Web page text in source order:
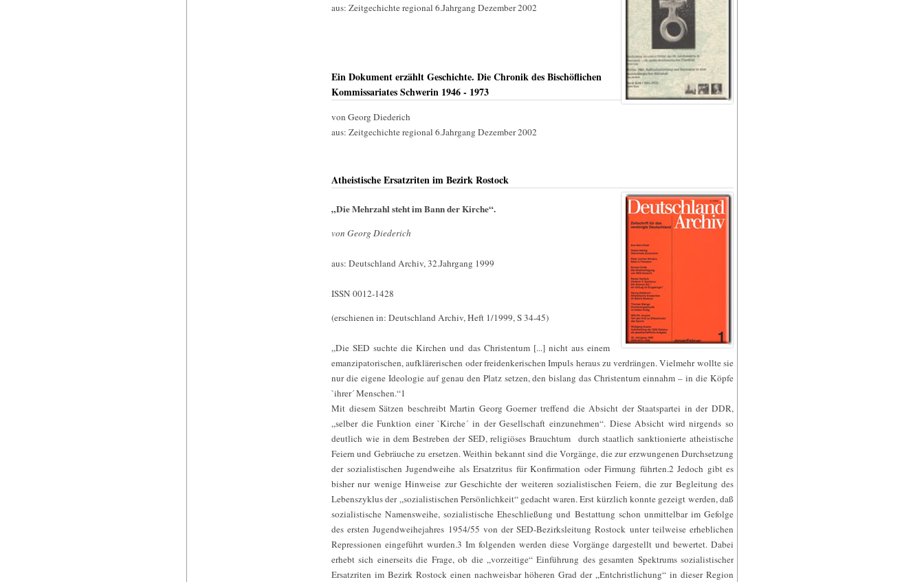
aus: Zeitgechichte regional 6.Jahrgang Dezember 2002
Ein Dokument erzählt Geschichte. Die Chronik des Bischöflichen
Kommissariates Schwerin 1946 - 1973
von Georg Diederich
aus: Zeitgechichte regional 6.Jahrgang Dezember 2002
Atheistische Ersatzriten im Bezirk Rostock
„Die Mehrzahl steht im Bann der Kirche“.
von Georg Diederich
aus: Deutschland Archiv, 32.Jahrgang 1999
ISSN 0012-1428
(erschienen in: Deutschland Archiv, Heft 1/1999, S 34-45)
„Die SED suchte die Kirchen und das Christentum [...] nicht aus einem
emanzipatorischen, aufklärerischen oder freidenkerischen Impuls heraus zu verdrängen. Vielmehr wollte sie
nur die eigene Ideologie auf genau den Platz setzen, den bislang das Christentum einnahm – in die Köpfe
`ihrer´ Menschen.“1
Mit diesem Sätzen beschreibt Martin Georg Goerner treffend die Absicht der Staatspartei in der DDR,
„selber die Funktion einer `Kirche´ in der Gesellschaft einzunehmen“. Diese Absicht wird nirgends so
deutlich wie in dem Bestreben der SED, religiöses Brauchtum durch staatlich sanktionierte atheistische
Feiern und Gebräuche zu ersetzen. Weithin bekannt sind die Vorgänge, die zur erzwungenen Durchsetzung
der sozialistischen Jugendweihe als Ersatzritus für Konfirmation oder Firmung führten.2 Jedoch gibt es
bisher nur wenige Hinweise zur Geschichte der weiteren sozialistischen Feiern, die zur Begleitung des
Lebenszyklus der „sozialistischen Persönlichkeit“ gedacht waren. Erst kürzlich konnte gezeigt werden, daß
sozialistische Namensweihe, sozialistische Eheschließung und Bestattung schon unmittelbar im Gefolge
des ersten Jugendweihejahres 1954/55 von der SED-Bezirksleitung Rostock unter teilweise erheblichen
Repressionen eingeführt wurden.3 Im folgenden werden diese Vorgänge dargestellt und bewertet. Dabei
erhebt sich einerseits die Frage, ob die „vorzeitige“ Einführung des gesamten Spektrums sozialistischer
Ersatzriten im Bezirk Rostock einen nachweisbar höheren Grad der „Entchristlichung“ in dieser Region